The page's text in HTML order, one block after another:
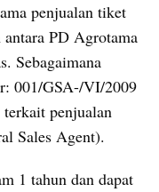
penjualan tiket
PD Agrotama
Sebagaimana
001/GSA-/VI/2009
penjualan
Sales Agent).
1 tahun dan dapat